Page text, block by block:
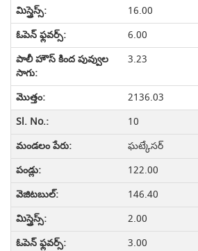
16.00
6.00
3.23
2136.03
10
ఘట్కేసర్
122.00
146.40
2.00
3.00